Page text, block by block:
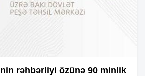
rəhbərliyi özünə 90 minlik